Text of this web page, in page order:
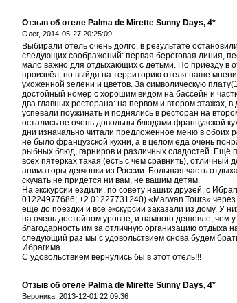
Отзыв об отеле Palma de Mirette Sunny Days, 4*
Олег, 2014-05-27 20:25:09
Выбирали отель очень долго, в результате
следующих соображений: первая береговая линия,
мало важно для отдыхающих с детьми. По приезду в
произвёл, но выйдя на территорию отеля наше
ухоженной зелени и цветов. За символическую
достойный номер с хорошим видом на бассейн и
два главных ресторана: на первом и втором этажах,
успевали поужинать и поднялись в ресторан на
остались не очень довольны блюдами французской
дни изначально читали предложенное меню в обоих
не было французской кухни, а в целом еда очень
рыбных блюд, гарниров и различных сладостей. Ещё
всех пятёрках такая (есть с чем сравнить), отличный
аниматоры девчонки из России. Большая часть
скучать не придется ни вам, не вашим детям.
На экскурсии ездили, по совету наших друзей, с
01224977686; +2 01227731240) «Marwan Tours»
еще до поездки и все экскурсии заказали из дому. У
на очень достойном уровне, и намного дешевле, чем у
благодарность им за отличную организацию отдыха на
следующий раз мы с удовольствием снова будем
Ибрагима.
С удовольствием вернулись бы в этот отель!!!
Отзыв об отеле Palma de Mirette Sunny Days, 4*
Вероника, 2013-12-01 22:09:36